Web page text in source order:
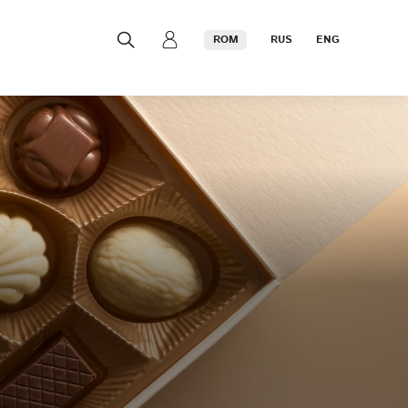
ROM RUS ENG